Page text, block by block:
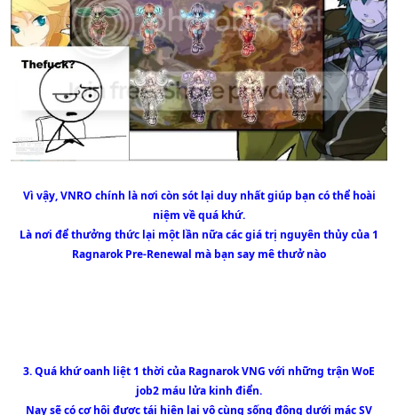
Vì vậy, VNRO chính là nơi còn sót lại duy nhất giúp bạn có thể hoài
niệm về quá khứ.
Là nơi để thưởng thức lại một lần nữa các giá trị nguyên thủy của 1
Ragnarok Pre-Renewal mà bạn say mê thưở nào
3. Quá khứ oanh liệt 1 thời của Ragnarok VNG với những trận WoE
job2 máu lửa kinh điển.
Nay sẽ có cơ hội được tái hiện lại vô cùng sống động dưới mác SV